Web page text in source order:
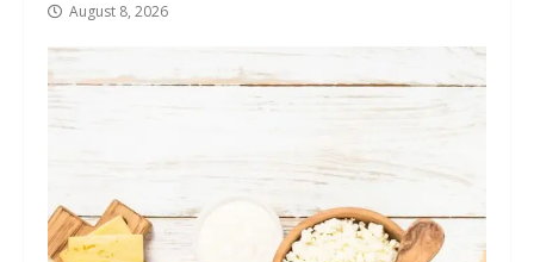
August 8, 2026